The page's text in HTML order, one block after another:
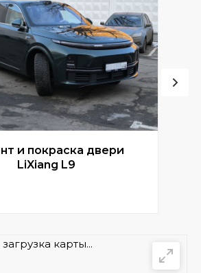
и покраска двери
LiXiang L9
загрузка карты...